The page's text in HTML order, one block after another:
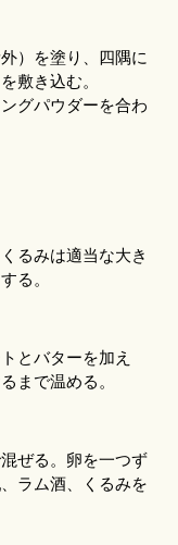
）を塗り、四隅に
敷き込む。
グパウダーを合わ
るみは適当な大き
る。
とバターを加え
まで温める。
ぜる。卵を一つず
ラム酒、くるみを